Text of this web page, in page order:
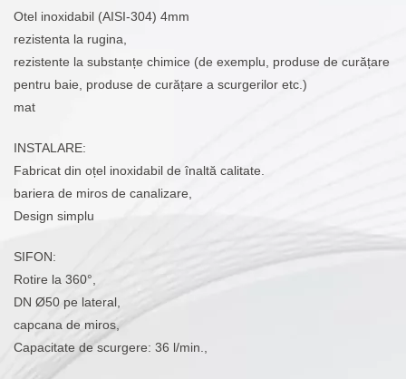
Otel inoxidabil (AISI-304) 4mm
rezistenta la rugina,
rezistente la substanțe chimice (de exemplu, produse de curățare
pentru baie, produse de curățare a scurgerilor etc.)
mat
INSTALARE:
Fabricat din oțel inoxidabil de înaltă calitate.
bariera de miros de canalizare,
Design simplu
SIFON:
Rotire la 360°,
DN Ø50 pe lateral,
capcana de miros,
Capacitate de scurgere: 36 l/min.,